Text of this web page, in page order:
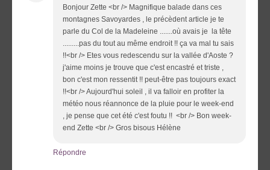
Bonjour Zette <br /> Magnifique balade dans ces
montagnes Savoyardes , le précèdent article je te
parle du Col de la Madeleine .......où avais je la tête
.........pas du tout au même endroit !! ça va mal tu sais
!!<br /> Etes vous redescendu sur la vallée d'Aoste ?
j'aime moins je trouve que c'est encastré et triste ,
bon c'est mon ressentit !! peut-être pas toujours exact
!!<br /> Aujourd'hui soleil , il va falloir en profiter la
météo nous réannonce de la pluie pour le week-end
, je pense que cet été c'est foutu !! <br /> Bon week-
end Zette <br /> Gros bisous Hélène
Répondre